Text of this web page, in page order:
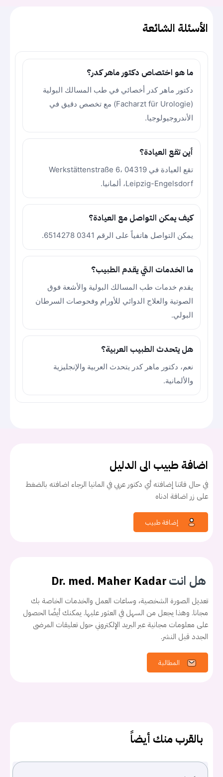
الأسئلة الشائعة
ما هو اختصاص دكتور ماهر كدر؟
دكتور ماهر كدر أخصائي في طب المسالك البولية
(Facharzt für Urologie) مع تخصص دقيق في
الأندروجيولوجيا.
أين تقع العيادة؟
تقع العيادة في Werkstättenstraße 6، 04319
Leipzig-Engelsdorf، ألمانيا.
كيف يمكن التواصل مع العيادة؟
يمكن التواصل هاتفياً على الرقم 0341 6514278.
ما الخدمات التي يقدم الطبيب؟
يقدم خدمات طب المسالك البولية والأشعة فوق
الصوتية والعلاج الدوائي للأورام وفحوصات السرطان
البولي.
هل يتحدث الطبيب العربية؟
نعم، دكتور ماهر كدر يتحدث العربية والإنجليزية
والألمانية.
اضافة طبيب الى الدليل
في حال فاتنا إضافته أي دكتور عربي في المانيا الرجاء اضافته بالضغط
على زر اضافة ادناه
هل انتDr. med. Maher Kadar
تعديل الصورة الشخصية، وساعات العمل والخدمات الخاصة بك
مجانا. وهذا يجعل من السهل في العثور عليها. يمكنك أيضًا الحصول
على معلومات مجانية عبر البريد الإلكتروني حول تعليقات المرضى
الجدد قبل النشر.
المطالبة
بالقرب منك أيضاً